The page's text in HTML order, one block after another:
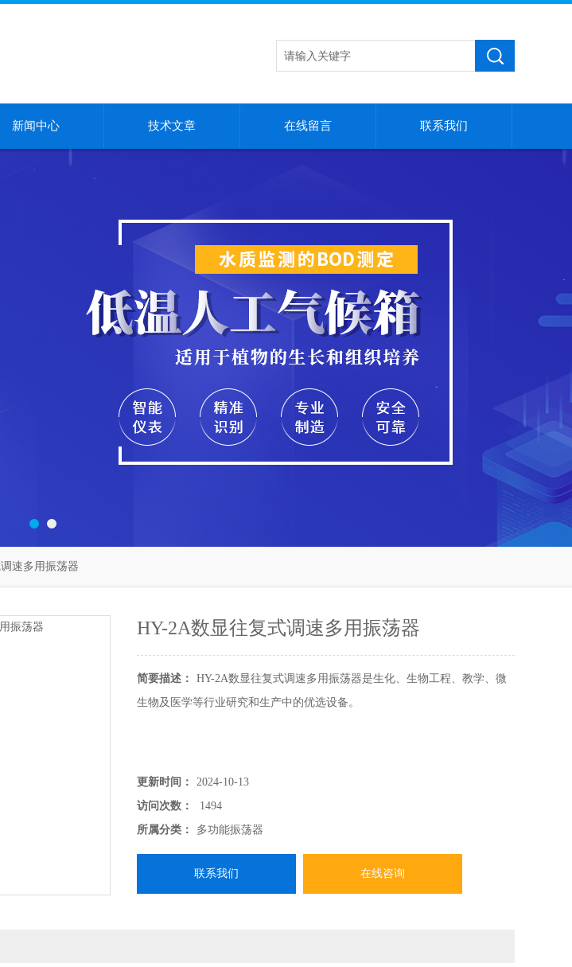
新闻中心 技术文章 在线留言 联系我们
速多用振荡器
HY-2A数显往复式调速多用振荡器
简要描述：
HY-2A数显往复式调速多用振荡器是生化、生物工程、教学、微
生物及医学等行业研究和生产中的优选设备。
更新时间：
2024-10-13
访问次数：
1494
所属分类：
多功能振荡器
联系我们 在线咨询